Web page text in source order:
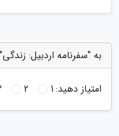
به "سفرنامه اردبیل:
امتیاز دهید:1
2